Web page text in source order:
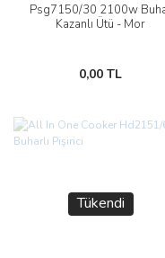
Psg7150/30 2100w
Kazanlı Ütü - Mor
0,00 TL
Tükendi